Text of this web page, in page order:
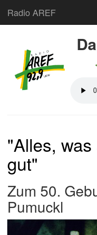
Radio AREF
"Alles,
gut"
Zum 50.
Pumuckl